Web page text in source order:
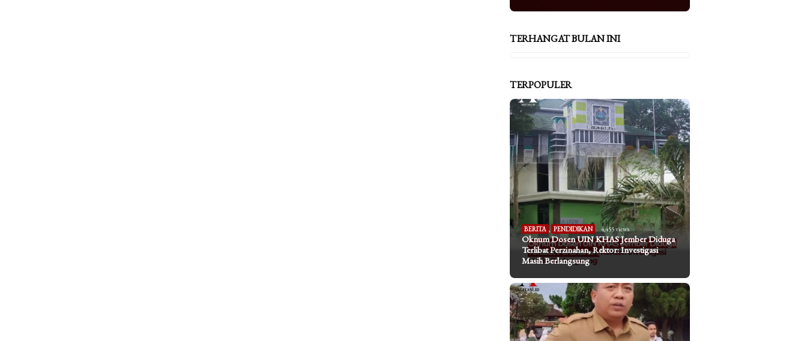
TERHANGAT BULAN INI
TERPOPULER
BERITA , PENDIDIKAN 4,455 views
Oknum Dosen UIN KHAS Jember Diduga
Terlibat Perzinahan, Rektor: Investigasi
Masih Berlangsung